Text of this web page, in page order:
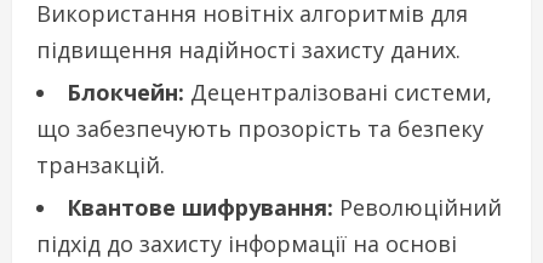
Використання новітніх алгоритмів для
підвищення надійності захисту даних.
Блокчейн: Децентралізовані системи,
що забезпечують прозорість та безпеку
транзакцій.
Квантове шифрування: Революційний
підхід до захисту інформації на основі